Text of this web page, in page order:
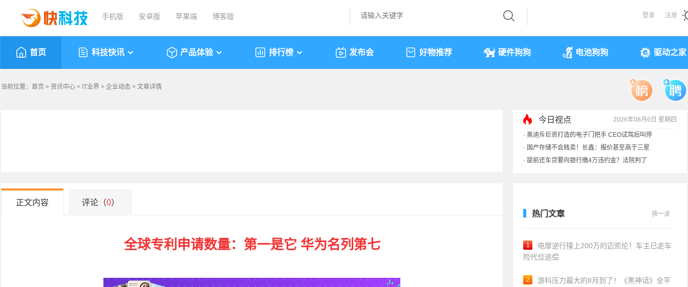
手机版 安卓版 苹果端 博客版 登录 注册
首页 科技快讯 产品体验 排行榜 发布会 好物推荐 硬件狗狗 电池狗狗 驱动之家
当前位置： 首页 > 资讯中心 > IT业界 > 企业动态 > 文章详情
今日视点 2026年08月6日 星期四
· 奥迪斥巨资打造的电子门把手 CEO试驾后叫停
· 国产存储不会贱卖！长鑫：报价甚至高于三星
· 提前还车贷要向银行缴4万违约金？法院判了
正文内容 评论（0）
全球专利申请数量：第一是它 华为名列第七
热门文章 换一波
1
电摩逆行撞上200万的迈凯伦！车主已走车
险代位追偿
2
游科压力最大的8月到了！《黑神话》全平